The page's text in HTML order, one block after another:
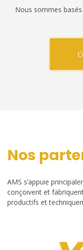
Nous sommes basés
Nos
AMS s’appuie
conçoivent et
productifs et